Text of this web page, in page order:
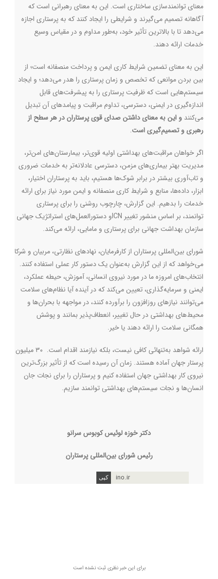
معنای توانمندسازی ساختاری است. این به معنای رهبرانی است که
آگاهانه تصمیم می‌گیرند و شرایطی را ایجاد کنند که به پرستاری اجازه
می‌دهد تا با بالاترین تأثیر خود، به‌طور مداوم و در مقیاس وسیع
خدمات ارائه دهند.
این به معنای تضمین شرایط کاری ایمن و پرداخت منصفانه است؛ از
بین بردن موانعی که تخصص و زمان پرستاری را هدر می‌دهد؛ و ایجاد
سیستم‌هایی است که ظرفیت پرستاری را به پیشرفت‌های قابل
اندازه‌گیری در ایمنی، دسترسی، تداوم مراقبت و پیامدهای آن تبدیل
می‌کنند و این به معنایداشتن صدای قوی پرستاران در هر سطح از
رهبری و تصمیم‌گیری است.
اگر خواهان مراقبت‌های بهداشتی اولیه قوی‌تر، بیمارستان‌های امن‌تر،
مدیریت بهتر بیماری‌های مزمن، دسترسی عادلانه‌تر به خدمات ضروری
و تاب‌آوری بیشتر در برابر شوک‌ها هستیم، باید به پرستاران اختیار،
ابزار، داده‌ها، منابع و شرایط کاری منصفانه و ایمن مورد نیاز برای ارائه
خدمات را بدهیم. این گزارش، چارچوب روشنی را برای پرستاری
توانمند، بر اساس منشور تغییر ICNو دستورالعمل‌های استراتژیک جهانی
سازمان بهداشت جهانی برای پرستاری و مامایی، ارائه می‌کند.
شورای بین‌المللی پرستاران از کارفرمایان، نهادهای نظارتی، مربیان و شرکا
می‌خواهد که از این گزارش به‌عنوان یک دستور کار عملی استفاده کنند.
انتخاب‌های امروزه ما در مورد نیروی انسانی، آموزش، حیطه عملکرد،
ایمنی و سرمایه‌گذاری، تعیین می‌کند که در آینده آیا نظامهای سلامت
می‌توانند نیازهای روزافزون را برآورده کنند، در مواجهه با بحران‌ها و
محیط‌های بهداشتی در حال تغییر، انعطاف‌پذیر بمانند و پوشش
همگانی سلامت را ارائه دهند یا خیر.
ارائه شواهد به‌تنهائی کافی نیست، بلکه نیازمند اقدام است. ۳۰ میلیون
پرستار جهان آماده هستند. زمان آن رسیده است که از تأثیر بزرگ‌ترین
نیروی کار بهداشتی جهان استفاده کنیم و پرستاران را برای نجات جان
انسان‌ها و نجات سیستم‌های بهداشتی توانمند سازیم.
دکتر خوزه لوئیس کوبوس سرانو
رئیس شورای بین‌المللی پرستاران
ino.ir
برای این خبر نظری ثبت نشده است